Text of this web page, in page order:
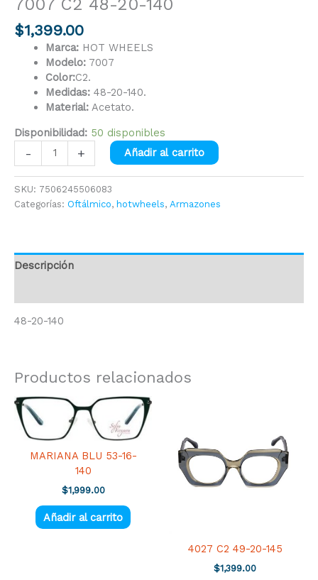
7007 C2 48-20-140
$1,399.00
Marca:HOT WHEELS
Modelo:7007
Color:C2.
Medidas:48-20-140.
Material:Acetato.
Disponibilidad: 50 disponibles
- + Añadir al carrito
SKU: 7506245506083
Categorías: Oftálmico, hotwheels, Armazones
Descripción
48-20-140
Productos relacionados
MARIANA BLU 53-16-
140
$1,999.00
Añadir al carrito
4027 C2 49-20-145
$1,399.00